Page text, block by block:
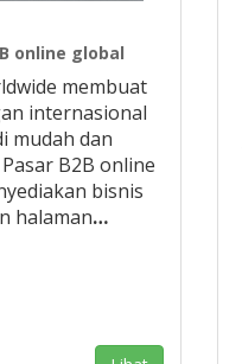
online global
membuat
internasional
mudah dan
B2B online
bisnis
halaman…